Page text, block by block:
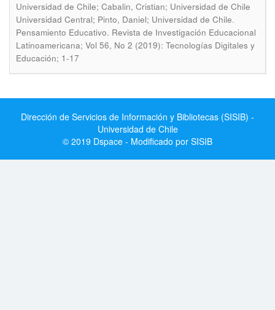
Universidad de Chile; Cabalin, Cristian; Universidad de Chile
Universidad Central; Pinto, Daniel; Universidad de Chile.
Pensamiento Educativo. Revista de Investigación Educacional
Latinoamericana; Vol 56, No 2 (2019): Tecnologías Digitales y
Educación; 1-17
Dirección de Servicios de Información y Bibliotecas (SISIB) -
Universidad de Chile
© 2019 Dspace - Modificado por SISIB